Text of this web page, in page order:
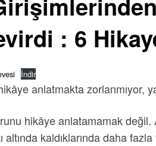
: 6
İndir
anlatmakta zorlanmıyor,
hikâye anlatamamak değil.
altında kaldıklarında daha